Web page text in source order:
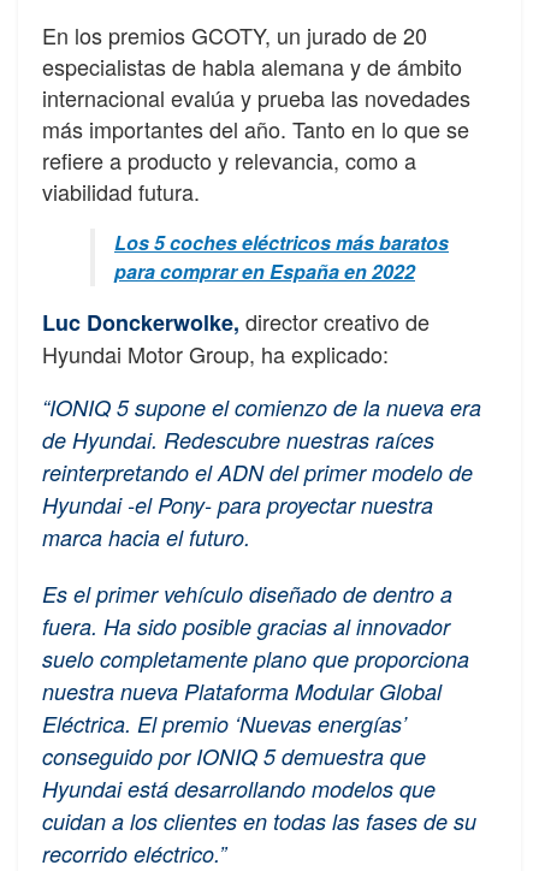
En los premios GCOTY, un jurado de 20
especialistas de habla alemana y de ámbito
internacional evalúa y prueba las novedades
más importantes del año. Tanto en lo que se
refiere a producto y relevancia, como a
viabilidad futura.
Los 5 coches eléctricos más baratos
para comprar en España en 2022
Luc Donckerwolke, director creativo de
Hyundai Motor Group, ha explicado:
“IONIQ 5 supone el comienzo de la nueva era
de Hyundai. Redescubre nuestras raíces
reinterpretando el ADN del primer modelo de
Hyundai -el Pony- para proyectar nuestra
marca hacia el futuro.
Es el primer vehículo diseñado de dentro a
fuera. Ha sido posible gracias al innovador
suelo completamente plano que proporciona
nuestra nueva Plataforma Modular Global
Eléctrica. El premio ‘Nuevas energías’
conseguido por IONIQ 5 demuestra que
Hyundai está desarrollando modelos que
cuidan a los clientes en todas las fases de su
recorrido eléctrico.”